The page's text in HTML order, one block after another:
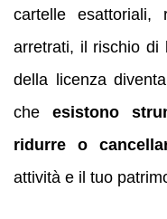
cartelle
arretrati, il rischio di
della licenza
cheesistono
ridurre o
attività e il tuo